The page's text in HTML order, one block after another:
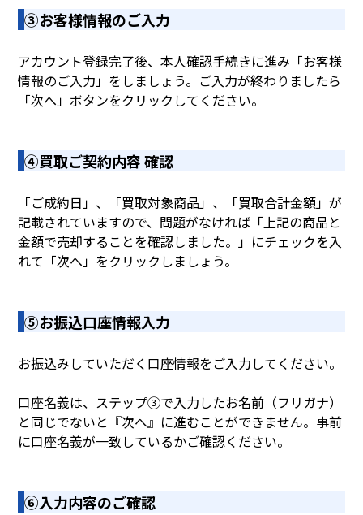
③お客様情報のご入力
アカウント登録完了後、本人確認手続きに進み「お客様
情報のご入力」をしましょう。ご入力が終わりましたら
「次へ」ボタンをクリックしてください。
④買取ご契約内容 確認
「ご成約日」、「買取対象商品」、「買取合計金額」が
記載されていますので、問題がなければ「上記の商品と
金額で売却することを確認しました。」にチェックを入
れて「次へ」をクリックしましょう。
⑤お振込口座情報入力
お振込みしていただく口座情報をご入力してください。
口座名義は、ステップ③で入力したお名前（フリガナ）
と同じでないと『次へ』に進むことができません。事前
に口座名義が一致しているかご確認ください。
⑥入力内容のご確認